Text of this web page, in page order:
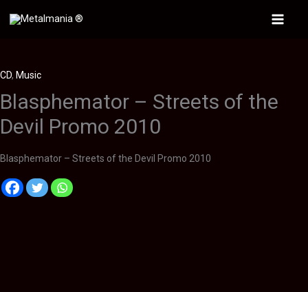
Main
CD, Music
Blasphemator – Streets of the
Devil Promo 2010
Blasphemator – Streets of the Devil Promo 2010